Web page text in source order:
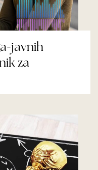
javnih
za